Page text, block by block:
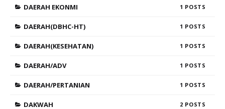
DAERAH EKONMI 1
DAERAH(DBHC-HT) 1
DAERAH(KESEHATAN) 1
DAERAH/ADV 1
DAERAH/PERTANIAN 1
DAKWAH 2